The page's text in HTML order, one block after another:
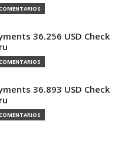
36.256 USD Check
36.893 USD Check